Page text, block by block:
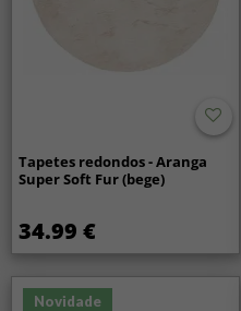
Tapetes redondos - Aranga
Super Soft Fur (bege)
34.99 €
Novidade